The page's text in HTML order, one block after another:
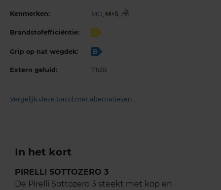
Kenmerken: MO ,
Brandstofefficiëntie: C
Grip op nat wegdek: B
Extern geluid: 71dB
Vergelijk deze band met alternatieven
In het kort
PIRELLI SOTTOZERO 3
De Pirelli Sottozero 3 steekt met kop en